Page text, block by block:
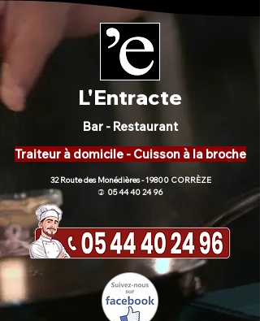
L'Entracte
Bar - Restaurant
Traiteur à domicile - Cuisson à la broche
32 Route des Monédières - 19800 CORRÈZE
) 05 44 40 24 96